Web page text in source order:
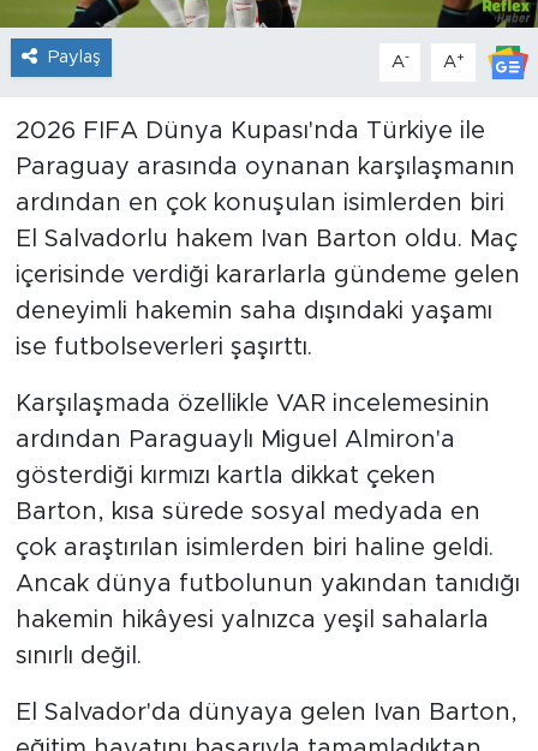
Paylaş A- A+
2026 FIFA Dünya Kupası'nda Türkiye ile
Paraguay arasında oynanan karşılaşmanın
ardından en çok konuşulan isimlerden biri
El Salvadorlu hakem Ivan Barton oldu. Maç
içerisinde verdiği kararlarla gündeme gelen
deneyimli hakemin saha dışındaki yaşamı
ise futbolseverleri şaşırttı.
Karşılaşmada özellikle VAR incelemesinin
ardından Paraguaylı Miguel Almiron'a
gösterdiği kırmızı kartla dikkat çeken
Barton, kısa sürede sosyal medyada en
çok araştırılan isimlerden biri haline geldi.
Ancak dünya futbolunun yakından tanıdığı
hakemin hikâyesi yalnızca yeşil sahalarla
sınırlı değil.
El Salvador'da dünyaya gelen Ivan Barton,